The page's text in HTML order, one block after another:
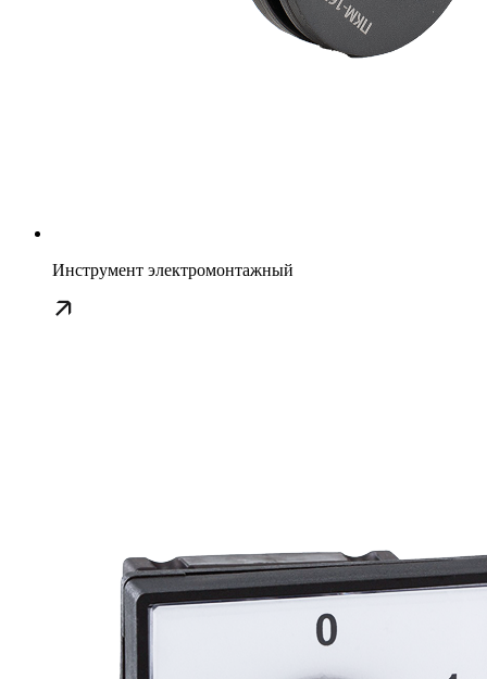
Инструмент электромонтажный